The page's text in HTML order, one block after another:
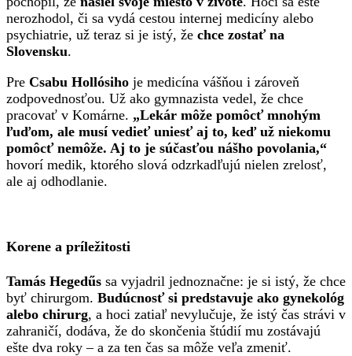
nerozhodol, či sa vydá cestou internej medicíny alebo
psychiatrie, už teraz si je istý, že chce zostať na
Slovensku.
Pre Csabu Hollósiho je medicína vášňou i zároveň
zodpovednosťou. Už ako gymnazista vedel, že chce
pracovať v Komárne. „Lekár môže pomôcť mnohým
ľuďom, ale musí vedieť uniesť aj to, keď už niekomu
pomôcť nemôže. Aj to je súčasťou nášho povolania,“
hovorí medik, ktorého slová odzrkadľujú nielen zrelosť,
ale aj odhodlanie.
Korene a príležitosti
Tamás Hegedűs sa vyjadril jednoznačne: je si istý, že chce
byť chirurgom. Budúcnosť si predstavuje ako gynekológ
alebo chirurg, a hoci zatiaľ nevylučuje, že istý čas strávi v
zahraničí, dodáva, že do skončenia štúdií mu zostávajú
ešte dva roky – a za ten čas sa môže veľa zmeniť.